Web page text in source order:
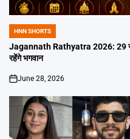
POSTED
IN
HNN SHORTS
Jagannath Rathyatra 2026: 29 जून
रहेंगे भगवान
on
June 28, 2026